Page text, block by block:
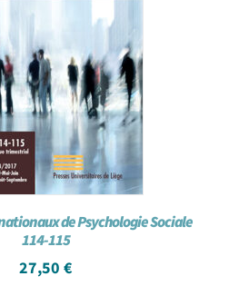
de Psychologie Sociale
114-115
27,50 €